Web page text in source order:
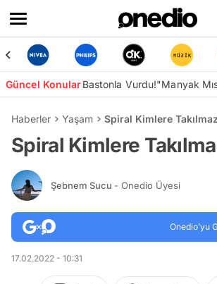
Güncel KonularBastonla Vurdu!"Manyak
Haberler Yaşam Spiral Kimlere
Spiral Kimlere
Şebnem Sucu - Onedio Üyesi
Onedio’yu
17.02.2022 - 10:31